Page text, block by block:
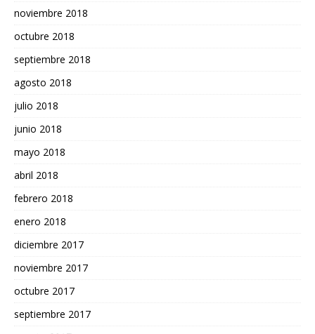
noviembre 2018
octubre 2018
septiembre 2018
agosto 2018
julio 2018
junio 2018
mayo 2018
abril 2018
febrero 2018
enero 2018
diciembre 2017
noviembre 2017
octubre 2017
septiembre 2017